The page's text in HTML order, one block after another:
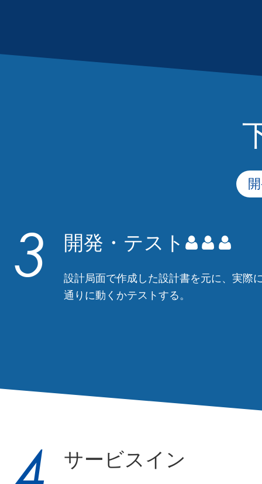
開発・テスト
設計局面で作成した設計書を元に、実際
通りに動くかテストする。
サービスイン